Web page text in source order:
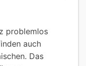
problemlos
auch
Das